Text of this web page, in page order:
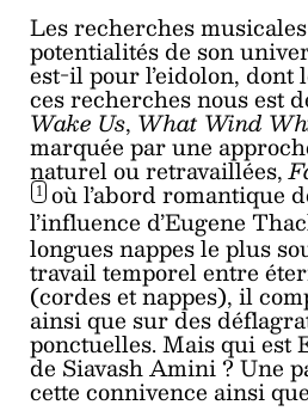
Les recherches
potentialités de son
est-il pour l’eidolon, dont
ces recherches nous est
Wake Us, What Wind
marquée par une
naturel ou retravaillées,
1où l’abord romantique
l’influence d’Eugene
longues nappes le plus
travail temporel entre
(cordes et nappes), il
ainsi que sur des
ponctuelles. Mais qui est
de Siavash Amini ? Une
cette connivence ainsi